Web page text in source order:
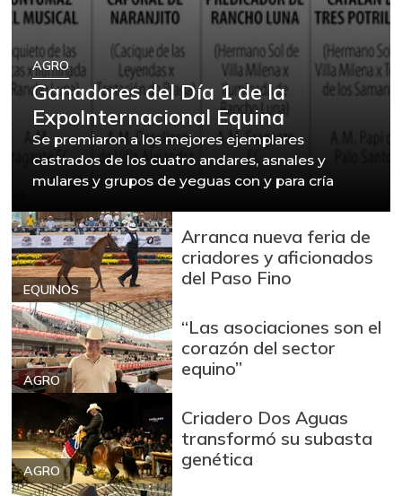
AGRO
Ganadores del Día 1 de la
ExpoInternacional Equina
Se premiaron a los mejores ejemplares
castrados de los cuatro andares, asnales y
mulares y grupos de yeguas con y para cría
EQUINOS
Arranca nueva feria de
criadores y aficionados
del Paso Fino
AGRO
“Las asociaciones son el
corazón del sector
equino”
AGRO
Criadero Dos Aguas
transformó su subasta
genética